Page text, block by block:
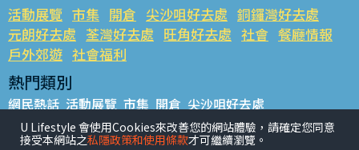
活動展覽 市集 開倉 尖沙咀好去處 銅鑼灣好去處
元朗好去處 荃灣好去處 旺角好去處 社會 餐廳情報
戶外郊遊 社會福利
熱門類別
網民熱話 活動展覽 市集 開倉 尖沙咀好去處
銅鑼灣好去處 元朗好去處 荃灣好去處 旺角好去處 社會
餐廳情報 戶外郊遊
U Lifestyle 會使用Cookies來改善您的網站體驗，請確定您同意
接受本網站之私隱政策和使用條款才可繼續瀏覽。